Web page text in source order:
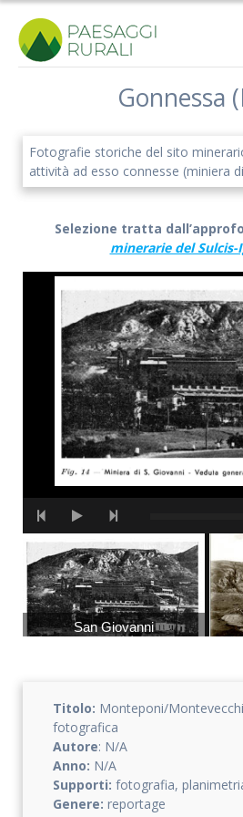
Salta
Gonnessa
Fotografie storiche del sito
attività ad esso connesse (miniera
Selezione tratta
minerarie del Sulcis-
San Giovanni
Titolo: Monteponi/
fotografica
Autore: N/A
Anno: N/A
Supporti: fotografia,
Genere:reportage